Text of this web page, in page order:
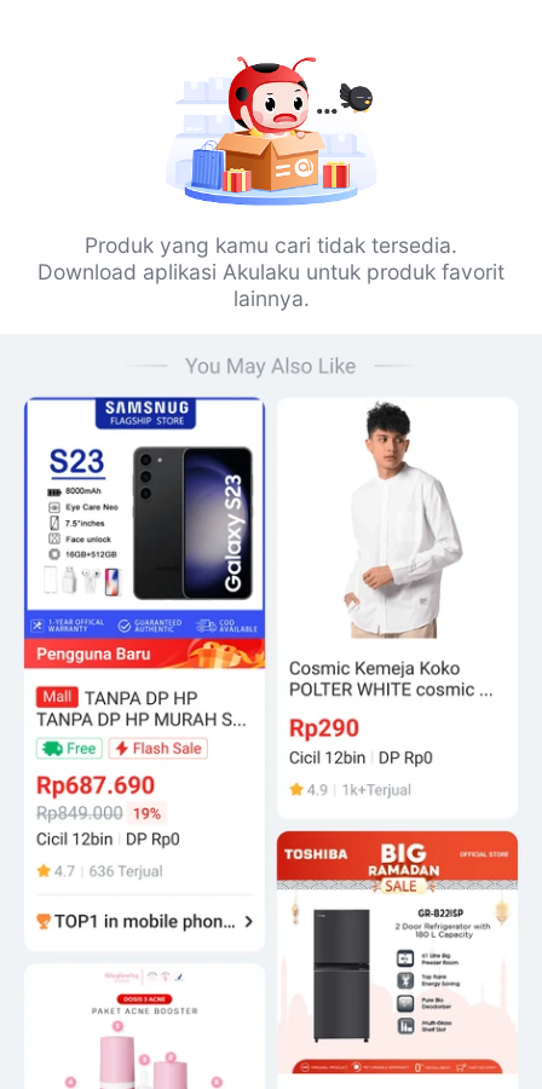
Produk yang kamu cari tidak tersedia.
Download aplikasi Akulaku untuk produk favorit
lainnya.